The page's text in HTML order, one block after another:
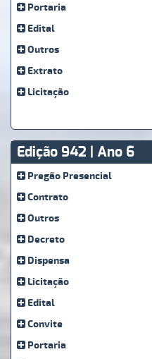
Portaria
Edital
Outros
Extrato
Licitação
Edição 942 | Ano 6
Pregão Presencial
Contrato
Outros
Decreto
Dispensa
Licitação
Edital
Convite
Portaria